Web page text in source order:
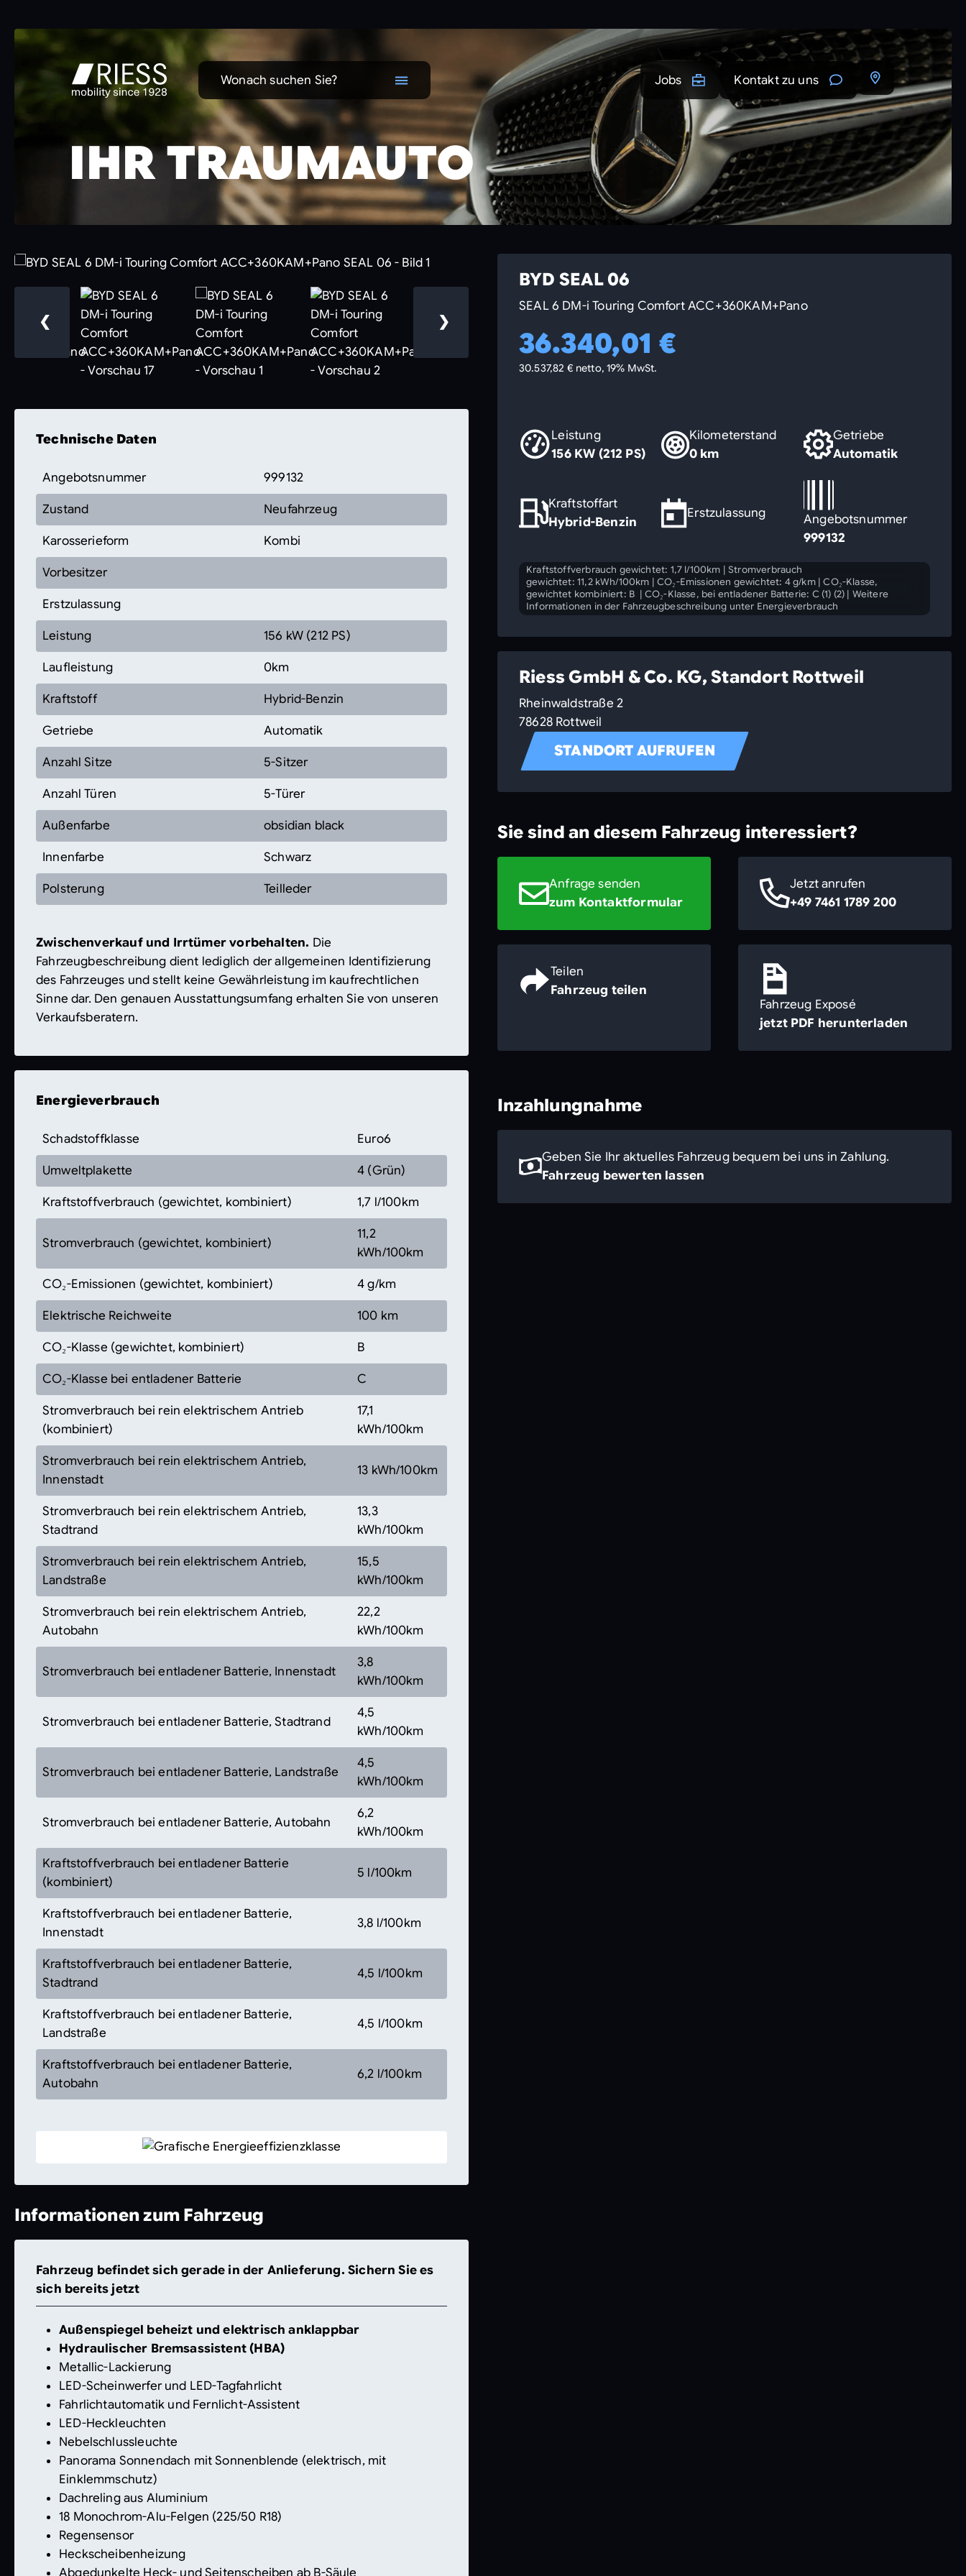
Wonach suchen Sie? Jobs Kontakt zu uns
IHR TRAUMAUTO
❮ ❯
Technische Daten
Angebotsnummer 999132
Zustand Neufahrzeug
Karosserieform Kombi
Vorbesitzer
Erstzulassung
Leistung 156 kW (212 PS)
Laufleistung 0km
Kraftstoff Hybrid-Benzin
Getriebe Automatik
Anzahl Sitze 5-Sitzer
Anzahl Türen 5-Türer
Außenfarbe obsidian black
Innenfarbe Schwarz
Polsterung Teilleder
Zwischenverkauf und Irrtümer vorbehalten. Die
Fahrzeugbeschreibung dient lediglich der allgemeinen Identifizierung
des Fahrzeuges und stellt keine Gewährleistung im kaufrechtlichen
Sinne dar. Den genauen Ausstattungsumfang erhalten Sie von unseren
Verkaufsberatern.
Energieverbrauch
Schadstoffklasse Euro6
Umweltplakette 4 (Grün)
Kraftstoffverbrauch (gewichtet, kombiniert) 1,7 l/100km
Stromverbrauch (gewichtet, kombiniert)
11,2
kWh/100km
CO₂-Emissionen (gewichtet, kombiniert) 4 g/km
Elektrische Reichweite 100 km
CO₂-Klasse (gewichtet, kombiniert) B
CO₂-Klasse bei entladener Batterie C
Stromverbrauch bei rein elektrischem Antrieb
(kombiniert)
17,1
kWh/100km
Stromverbrauch bei rein elektrischem Antrieb,
Innenstadt
13 kWh/100km
Stromverbrauch bei rein elektrischem Antrieb,
Stadtrand
13,3
kWh/100km
Stromverbrauch bei rein elektrischem Antrieb,
Landstraße
15,5
kWh/100km
Stromverbrauch bei rein elektrischem Antrieb,
Autobahn
22,2
kWh/100km
Stromverbrauch bei entladener Batterie, Innenstadt
3,8
kWh/100km
Stromverbrauch bei entladener Batterie, Stadtrand
4,5
kWh/100km
Stromverbrauch bei entladener Batterie, Landstraße
4,5
kWh/100km
Stromverbrauch bei entladener Batterie, Autobahn
6,2
kWh/100km
Kraftstoffverbrauch bei entladener Batterie
(kombiniert)
5 l/100km
Kraftstoffverbrauch bei entladener Batterie,
Innenstadt
3,8 l/100km
Kraftstoffverbrauch bei entladener Batterie,
Stadtrand
4,5 l/100km
Kraftstoffverbrauch bei entladener Batterie,
Landstraße
4,5 l/100km
Kraftstoffverbrauch bei entladener Batterie,
Autobahn
6,2 l/100km
Informationen zum Fahrzeug
Fahrzeug befindet sich gerade in der Anlieferung. Sichern Sie es
sich bereits jetzt
Außenspiegel beheizt und elektrisch anklappbar
Hydraulischer Bremsassistent (HBA)
Metallic-Lackierung
LED-Scheinwerfer und LED-Tagfahrlicht
Fahrlichtautomatik und Fernlicht-Assistent
LED-Heckleuchten
Nebelschlussleuchte
Panorama Sonnendach mit Sonnenblende (elektrisch, mit
Einklemmschutz)
Dachreling aus Aluminium
18 Monochrom-Alu-Felgen (225/50 R18)
Regensensor
Heckscheibenheizung
Abgedunkelte Heck- und Seitenscheiben ab B-Säule
BYD SEAL 06
SEAL 6 DM-i Touring Comfort ACC+360KAM+Pano
36.340,01 €
30.537,82 € netto, 19% MwSt.
Leistung
156 KW (212 PS)
Kilometerstand
0 km
Getriebe
Automatik
Kraftstoffart
Hybrid-Benzin
Erstzulassung
Angebotsnummer
999132
Kraftstoffverbrauch gewichtet: 1,7 l/100km |Stromverbrauch
gewichtet: 11,2 kWh/100km |CO₂-Emissionen gewichtet: 4 g/km|CO₂-Klasse,
gewichtet kombiniert: B | CO₂-Klasse, bei entladener Batterie: C (1) (2) | Weitere
Informationen in der Fahrzeugbeschreibung unter Energieverbrauch
Riess GmbH & Co. KG, Standort Rottweil
Rheinwaldstraße 2
78628 Rottweil
STANDORT AUFRUFEN
Sie sind an diesem Fahrzeug interessiert?
Anfrage senden
zum Kontaktformular
Jetzt anrufen
+49 7461 1789 200
Teilen
Fahrzeug teilen
Fahrzeug Exposé
jetzt PDF herunterladen
Inzahlungnahme
Geben Sie Ihr aktuelles Fahrzeug bequem bei uns in Zahlung.
Fahrzeug bewerten lassen